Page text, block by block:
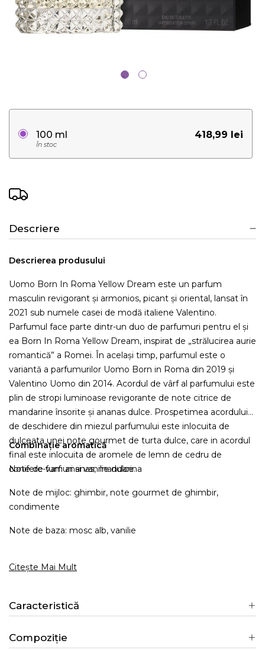
418,99 lei
100 ml
În stoc
Descriere
Descrierea produsului
Uomo Born In Roma Yellow Dream este un parfum
masculin revigorant și armonios, picant și oriental, lansat în
2021 sub numele casei de modă italiene Valentino.
Parfumul face parte dintr-un duo de parfumuri pentru el și
ea Born In Roma Yellow Dream, inspirat de „strălucirea aurie
romantică” a Romei. În același timp, parfumul este o
variantă a parfumurilor Uomo Born in Roma din 2019 și
Valentino Uomo din 2014. Acordul de vârf al parfumului este
plin de stropi luminoase revigorante de note citrice de
mandarine însorite și ananas dulce. Prospetimea acordului
de deschidere din miezul parfumului este inlocuita de
dulceata unei note gourmet de turta dulce, care in acordul
final este inlocuita de aromele de lemn de cedru de
conifere-fumuri si vanilie dulce.
Combinație aromatică
Note de varf: ananas, mandarina
Note de mijloc: ghimbir, note gourmet de ghimbir,
condimente
Note de baza: mosc alb, vanilie
Citește Mai Mult
Caracteristică
Compoziție